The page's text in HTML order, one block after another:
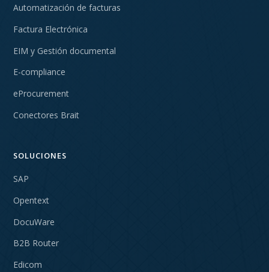
Automatización de facturas
Factura Electrónica
EIM y Gestión documental
E-compliance
eProcurement
Conectores Brait
SOLUCIONES
SAP
Opentext
DocuWare
B2B Router
Edicom